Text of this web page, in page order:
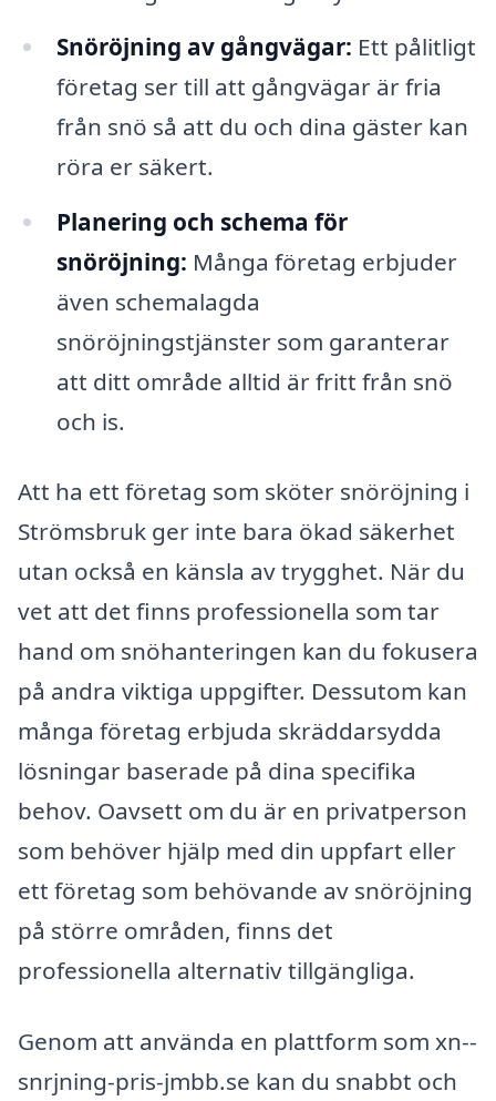
Snöröjning av gångvägar: Ett pålitligt
företag ser till att gångvägar är fria
från snö så att du och dina gäster kan
röra er säkert.
Planering och schema för
snöröjning: Många företag erbjuder
även schemalagda
snöröjningstjänster som garanterar
att ditt område alltid är fritt från snö
och is.
Att ha ett företag som sköter snöröjning i
Strömsbruk ger inte bara ökad säkerhet
utan också en känsla av trygghet. När du
vet att det finns professionella som tar
hand om snöhanteringen kan du fokusera
på andra viktiga uppgifter. Dessutom kan
många företag erbjuda skräddarsydda
lösningar baserade på dina specifika
behov. Oavsett om du är en privatperson
som behöver hjälp med din uppfart eller
ett företag som behövande av snöröjning
på större områden, finns det
professionella alternativ tillgängliga.
Genom att använda en plattform som xn--
snrjning-pris-jmbb.se kan du snabbt och